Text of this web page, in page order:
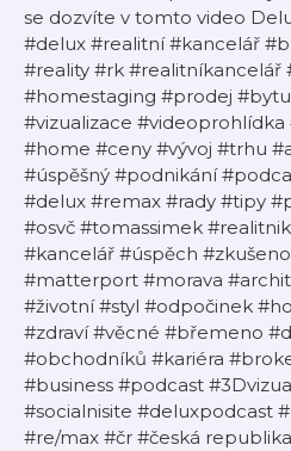
se dozvíte v tomto video
#delux #realitní #kancelář
#reality #rk
#homestaging #prodej
#vizualizace
#home #ceny #vývoj #trhu
#úspěšný #podnikání
#delux #remax #rady #tipy
#osvč #tomassimek
#kancelář #úspěch
#matterport #morava
#životní #styl #odpočinek
#zdraví #věcné #břemeno
#obchodníků #kariéra
#business #podcast
#socialnisite #deluxpodcast
#re/max #čr #česká